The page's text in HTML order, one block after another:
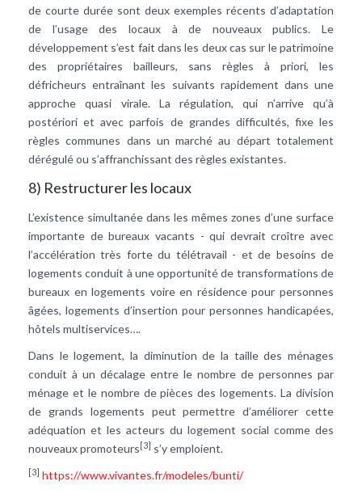
de courte durée sont deux exemples récents d’adaptation
de l’usage des locaux à de nouveaux publics. Le
développement s’est fait dans les deux cas sur le patrimoine
des propriétaires bailleurs, sans règles à priori, les
défricheurs entraînant les suivants rapidement dans une
approche quasi virale. La régulation, qui n’arrive qu’à
postériori et avec parfois de grandes difficultés, fixe les
règles communes dans un marché au départ totalement
dérégulé ou s’affranchissant des règles existantes.
8) Restructurer les locaux
L’existence simultanée dans les mêmes zones d’une surface
importante de bureaux vacants - qui devrait croître avec
l’accélération très forte du télétravail - et de besoins de
logements conduit à une opportunité de transformations de
bureaux en logements voire en résidence pour personnes
âgées, logements d’insertion pour personnes handicapées,
hôtels multiservices….
Dans le logement, la diminution de la taille des ménages
conduit à un décalage entre le nombre de personnes par
ménage et le nombre de pièces des logements. La division
de grands logements peut permettre d’améliorer cette
adéquation et les acteurs du logement social comme des
nouveaux promoteurs [3] s’y emploient.
[3] https://www.vivantes.fr/modeles/bunti/